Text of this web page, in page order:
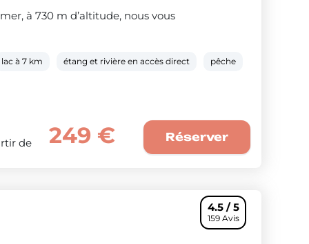
à 730 m d’altitude, nous vous
lac à 7 km étang et rivière en accès direct pêche
de 249 € Réserver
4.5 / 5
159 Avis